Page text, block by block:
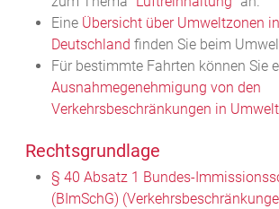
Eine Übersicht über Umweltzonen
Deutschland finden Sie beim
Für bestimmte Fahrten können Sie
Ausnahmegenehmigung von den
Verkehrsbeschränkungen in
Rechtsgrundlage
§ 40 Absatz 1 Bundes-
(BImSchG)